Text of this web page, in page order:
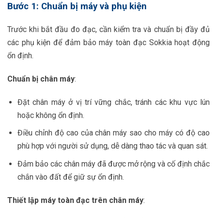
Bước 1: Chuẩn bị máy và phụ kiện
Trước khi bắt đầu đo đạc, cần kiểm tra và chuẩn bị đầy đủ
các phụ kiện để đảm bảo máy toàn đạc Sokkia hoạt động
ổn định.
Chuẩn bị chân máy:
Đặt chân máy ở vị trí vững chắc, tránh các khu vực lún
hoặc không ổn định.
Điều chỉnh độ cao của chân máy sao cho máy có độ cao
phù hợp với người sử dụng, dễ dàng thao tác và quan sát.
Đảm bảo các chân máy đã được mở rộng và cố định chắc
chắn vào đất để giữ sự ổn định.
Thiết lập máy toàn đạc trên chân máy: